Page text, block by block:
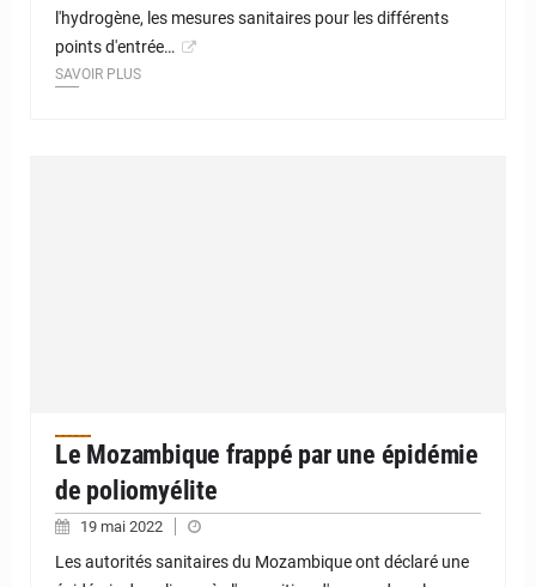
l'hydrogène, les mesures sanitaires pour les différents
points d'entrée…
SAVOIR PLUS
Le Mozambique frappé par une épidémie
de poliomyélite
19 mai 2022
Les autorités sanitaires du Mozambique ont déclaré une